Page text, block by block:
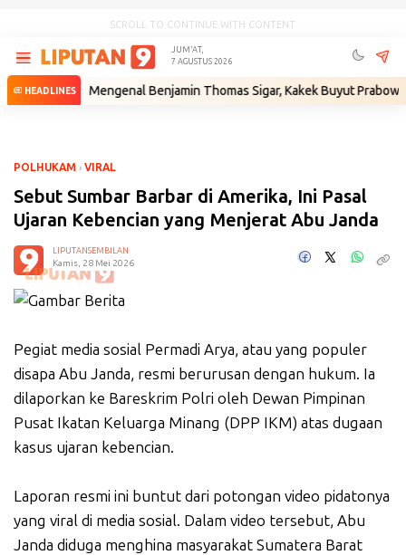
SCROLL TO CONTINUE WITH CONTENT
JUM'AT,
7 AGUSTUS 2026
HEADLINES
• Mengenal Benjamin Thomas Sigar, Kakek Buyut Prabowo dari
POLHUKAM › VIRAL
Sebut Sumbar Barbar di Amerika, Ini Pasal
Ujaran Kebencian yang Menjerat Abu Janda
LIPUTANSEMBILAN
Kamis, 28 Mei 2026
Pegiat media sosial Permadi Arya, atau yang populer
disapa Abu Janda, resmi berurusan dengan hukum. Ia
dilaporkan ke Bareskrim Polri oleh Dewan Pimpinan
Pusat Ikatan Keluarga Minang (DPP IKM) atas dugaan
kasus ujaran kebencian.
Laporan resmi ini buntut dari potongan video pidatonya
yang viral di media sosial. Dalam video tersebut, Abu
Janda diduga menghina masyarakat Sumatera Barat